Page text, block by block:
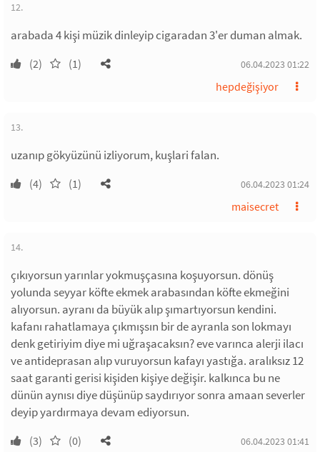
12.
arabada 4 kişi müzik dinleyip cigaradan 3'er duman almak.
(2) (1) 06.04.2023 01:22
hepdeğişiyor
13.
uzanıp gökyüzünü izliyorum, kuşlari falan.
(4) (1) 06.04.2023 01:24
maisecret
14.
çıkıyorsun yarınlar yokmuşçasına koşuyorsun. dönüş
yolunda seyyar köfte ekmek arabasından köfte ekmeğini
alıyorsun. ayranı da büyük alıp şımartıyorsun kendini.
kafanı rahatlamaya çıkmışsın bir de ayranla son lokmayı
denk getiriyim diye mi uğraşacaksın? eve varınca alerji ilacı
ve antideprasan alıp vuruyorsun kafayı yastığa. aralıksız 12
saat garanti gerisi kişiden kişiye değişir. kalkınca bu ne
dünün aynısı diye düşünüp saydırıyor sonra amaan severler
deyip yardırmaya devam ediyorsun.
(3) (0) 06.04.2023 01:41